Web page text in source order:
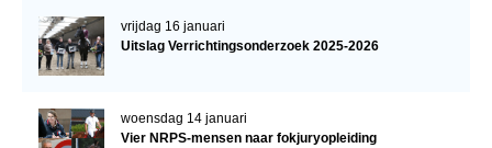
vrijdag 16 januari
Uitslag Verrichtingsonderzoek 2025-2026
woensdag 14 januari
Vier NRPS-mensen naar fokjuryopleiding